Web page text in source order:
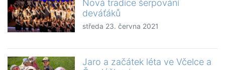
Nová tradice šerpování
deváťáků
středa 23. června 2021
Jaro a začátek léta ve Včelce a